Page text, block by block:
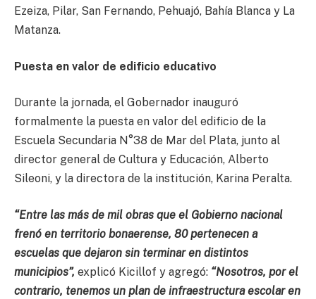
Ezeiza, Pilar, San Fernando, Pehuajó, Bahía Blanca y La
Matanza.
Puesta en valor de edificio educativo
Durante la jornada, el Gobernador inauguró
formalmente la puesta en valor del edificio de la
Escuela Secundaria N°38 de Mar del Plata, junto al
director general de Cultura y Educación, Alberto
Sileoni, y la directora de la institución, Karina Peralta.
“Entre las más de mil obras que el Gobierno nacional
frenó en territorio bonaerense, 80 pertenecen a
escuelas que dejaron sin terminar en distintos
municipios”, explicó Kicillof y agregó: “Nosotros, por el
contrario, tenemos un plan de infraestructura escolar en